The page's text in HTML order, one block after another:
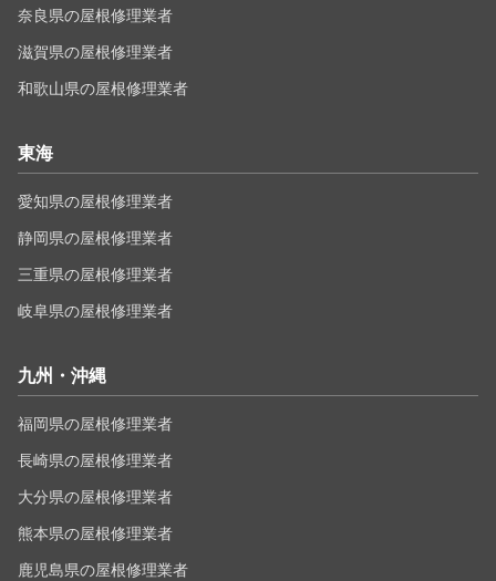
奈良県の屋根修理業者
滋賀県の屋根修理業者
和歌山県の屋根修理業者
東海
愛知県の屋根修理業者
静岡県の屋根修理業者
三重県の屋根修理業者
岐阜県の屋根修理業者
九州・沖縄
福岡県の屋根修理業者
長崎県の屋根修理業者
大分県の屋根修理業者
熊本県の屋根修理業者
鹿児島県の屋根修理業者